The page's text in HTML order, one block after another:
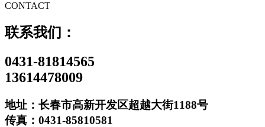
CONTACT
联系我们：
0431-81814565
13614478009
地址：长春市高新开发区超越大街1188号
传真：0431-85810581